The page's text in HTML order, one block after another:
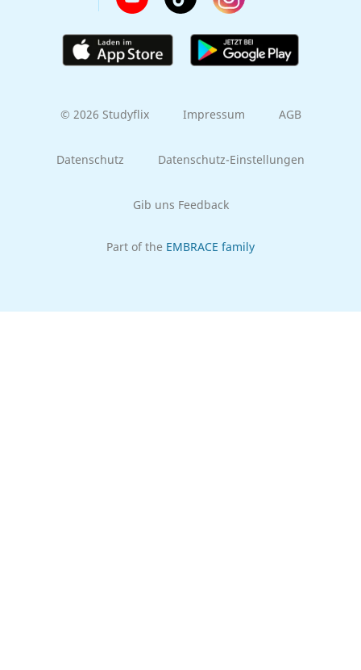
© 2026 Studyflix Impressum AGB
Datenschutz Datenschutz-Einstellungen
Gib uns Feedback
Part of the EMBRACE family